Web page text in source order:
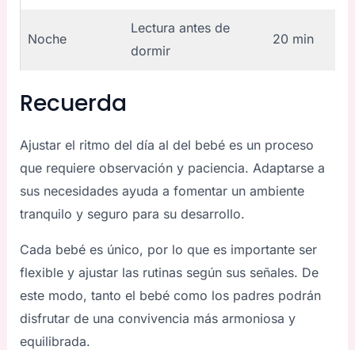
Noche
Lectura antes de
dormir
20 min
Recuerda
Ajustar el ritmo del día al del bebé es un proceso
que requiere observación y paciencia. Adaptarse a
sus necesidades ayuda a fomentar un ambiente
tranquilo y seguro para su desarrollo.
Cada bebé es único, por lo que es importante ser
flexible y ajustar las rutinas según sus señales. De
este modo, tanto el bebé como los padres podrán
disfrutar de una convivencia más armoniosa y
equilibrada.